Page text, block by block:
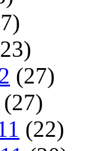
(27)
(27)
(22)